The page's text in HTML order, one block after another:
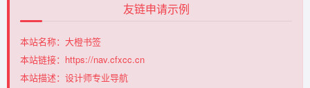
友链申请示例
本站名称：大橙书签
本站链接：https://nav.cfxcc.cn
本站描述：设计师专业导航